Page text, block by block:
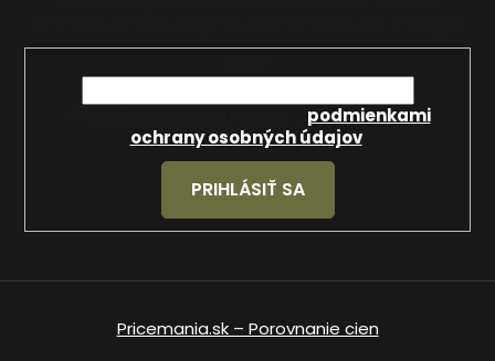
podmienkami
ochrany osobných údajov.
PRIHLÁSIŤ SA
Pricemania.sk – Porovnanie cien